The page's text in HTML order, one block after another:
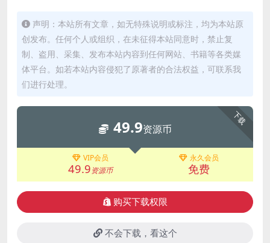
声明：本站所有文章，如无特殊说明或标注，均为本站原
创发布。任何个人或组织，在未征得本站同意时，禁止复
制、盗用、采集、发布本站内容到任何网站、书籍等各类媒
体平台。如若本站内容侵犯了原著者的合法权益，可联系我
们进行处理。
下载
49.9资源币
VIP会员
49.9资源币
永久会员
免费
购买下载权限
不会下载，看这个